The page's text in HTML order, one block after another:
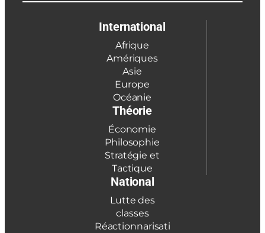
International
Afrique
Amériques
Asie
Europe
Océanie
Théorie
Économie
Philosophie
Stratégie et
Tactique
National
Lutte des
classes
Réactionnarisati